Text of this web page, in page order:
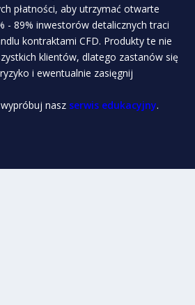
płatności, aby utrzymać otwarte
- 89% inwestorów detalicznych traci
kontraktami CFD. Produkty te nie
klientów, dlatego zastanów się
i ewentualnie zasięgnij
nasz serwis edukacyjny.